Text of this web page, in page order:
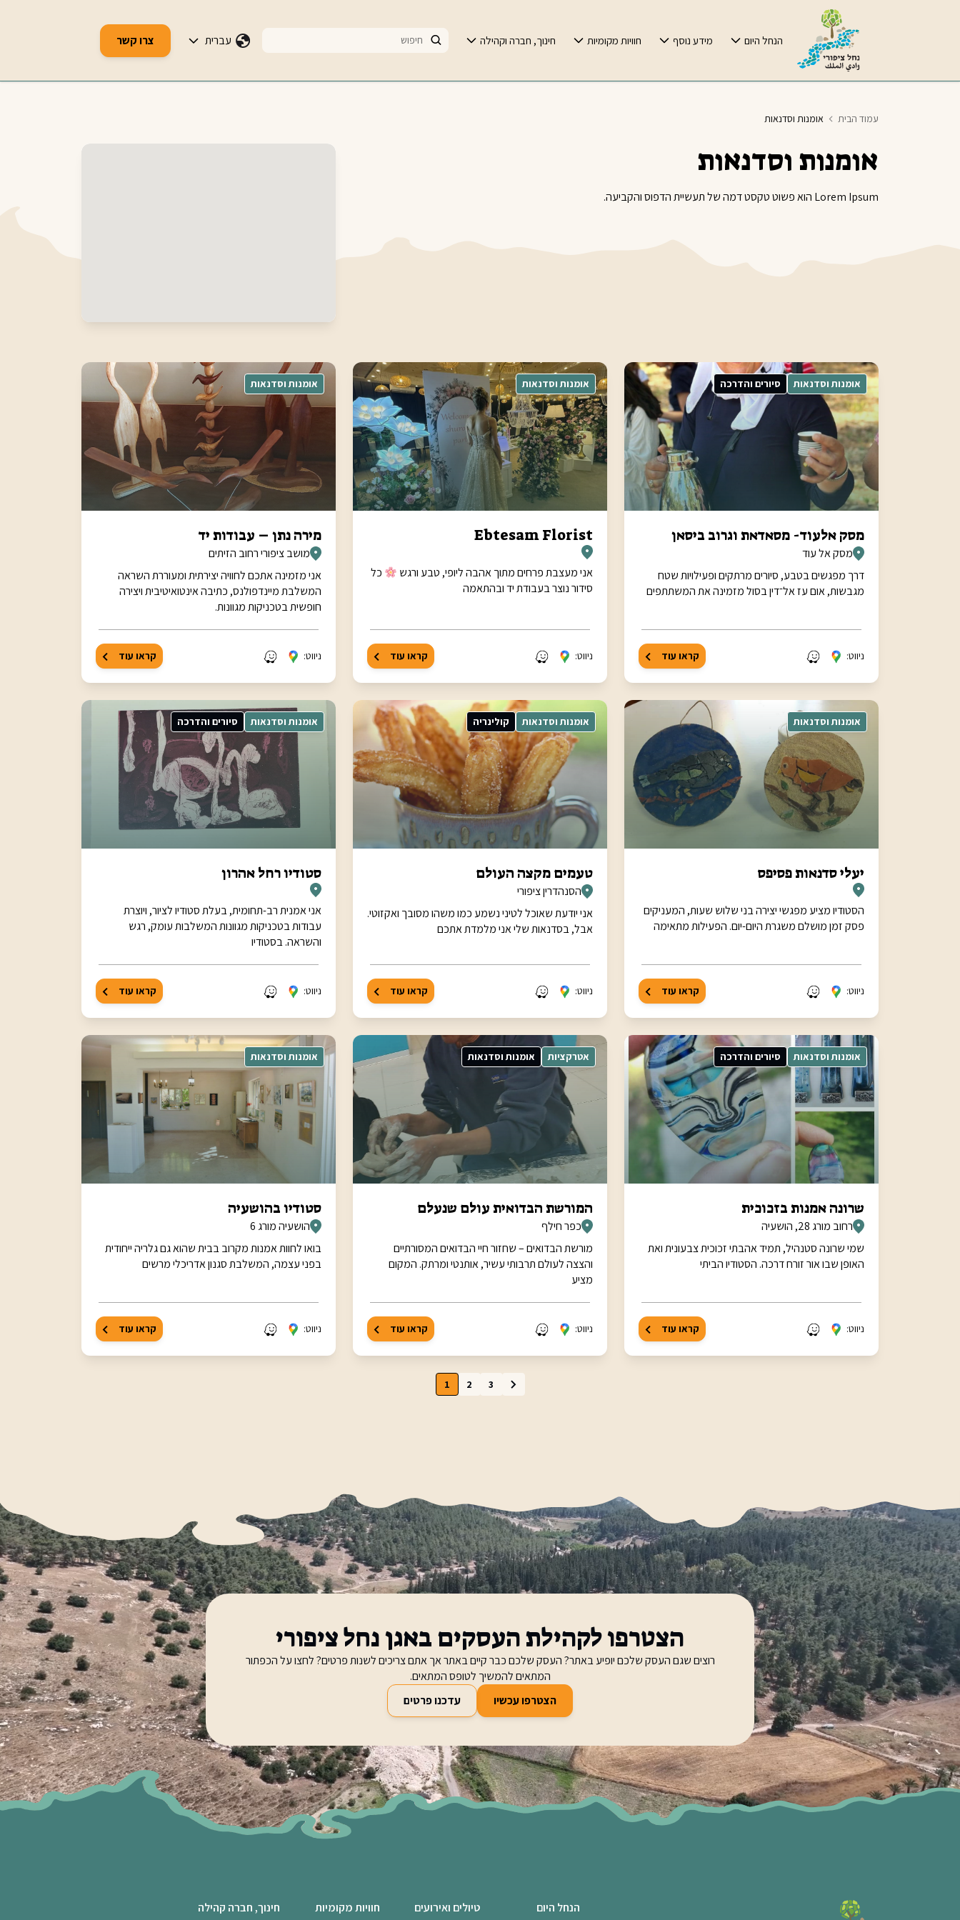
הנחל היום מידע נוסף חוויות מקומיות חינוך, חברה וקהילה עברית צרו קשר
עמוד הבית אומנות וסדנאות
אומנות וסדנאות
Lorem Ipsum הוא פשוט טקסט דמה של תעשיית הדפוס והקביעה.
אומנות וסדנאות סיורים והדרכה
מסק אלעוד- מסאדאת וגרוב ביסאן
מסק אל עוד
דרך מפגשים בטבע, סיורים מרתקים ופעילויות שטח
מגבשות, אום עז אל־דין בסול מזמינה את המשתתפים
ניווט: קראו עוד
אומנות וסדנאות
Ebtesam Florist
אני מעצבת פרחים מתוך אהבה ליופי, טבע ורגש
כל
סידור נוצר בעבודת יד ובהתאמה
ניווט: קראו עוד
אומנות וסדנאות
מירה נתן – עבודות יד
מושב ציפורי רחוב הזיתים
אני מזמינה אתכם לחוויה יצירתית ומעוררת השראה
המשלבת מיינדפולנס, כתיבה אינטואיטיבית ויצירה
חופשית בטכניקות מגוונות.
ניווט: קראו עוד
אומנות וסדנאות
יעלי סדנאות פסיפס
הסטודיו מציע מפגשי יצירה בני שלוש שעות, המעניקים
פסק זמן מושלם משגרת היום-יום. הפעילות מתאימה
ניווט: קראו עוד
אומנות וסדנאות קולינריה
טעמים מקצה העולם
הסנהדרין ציפורי
אני יודעת שאוכל לטיני נשמע כמו משהו מסובך ואקזוטי.
אבל, בסדנאות שלי אני מלמדת אתכם
ניווט: קראו עוד
אומנות וסדנאות סיורים והדרכה
סטודיו רחל אהרון
אני אמנית רב-תחומית, בעלת סטודיו לציור, ויוצרת
עבודות בטכניקות מגוונות המשלבות עומק, רגש
והשראה. בסטודיו
ניווט: קראו עוד
אומנות וסדנאות סיורים והדרכה
שרונה אמנות בזכוכית
רחוב מורג 28, הושעיה
שמי שרונה סטנהיל, תמיד אהבתי זכוכית צבעונית ואת
האופן שבו אור זורח דרכה. הסטודיו הביתי
ניווט: קראו עוד
אטרקציות אומנות וסדנאות
המורשת הבדואית עולם שנעלם
כפר חילף
מורשת הבדואים – שחזור חיי הבדואים המסורתיים
והצצה לעולם תרבותי עשיר, אותנטי ומרתק. המקום
מציע
ניווט: קראו עוד
אומנות וסדנאות
סטודיו בהושעיה
הושעיה מורג 6
בואו לחוות אמנות מקרוב בבית שהוא גם גלריה ייחודית
בפני עצמה, המשלבת סגנון אדריכלי מרשים
ניווט: קראו עוד
1 2 3
הצטרפו לקהילת העסקים באגן נחל ציפורי
רוצים שגם העסק שלכם יופיע באתר? העסק שלכם כבר קיים באתר אך אתם צריכים לשנות פרטים? לחצו על הכפתור
המתאים להמשיך לטופס המתאים.
הצטרפו עכשיו
עדכנו פרטים
הנחל היום טיולים ואירועים חוויות מקומיות חינוך, חברה קהילה